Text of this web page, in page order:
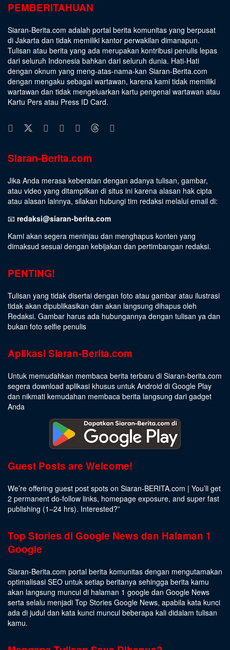
PEMBERITAHUAN
Siaran-Berita.com adalah portal berita komunitas yang berpusat
di Jakarta dan tidak memiliki kantor perwakilan dimanapun.
Tulisan atau berita yang ada merupakan kontribusi penulis lepas
dari seluruh Indonesia bahkan dari seluruh dunia. Hati-Hati
dengan oknum yang meng-atas-nama-kan Siaran-Berita.com
dengan mengaku sebagai wartawan, karena kami tidak memiliki
wartawan dan tidak mengeluarkan kartu pengenal wartawan atau
Kartu Pers atau Press ID Card.
Siaran-Berita.com
Jika Anda merasa keberatan dengan adanya tulisan, gambar,
atau video yang ditampilkan di situs ini karena alasan hak cipta
atau alasan lainnya, silakan hubungi tim redaksi melalui email di:
📧 redaksi@siaran-berita.com
Kami akan segera meninjau dan menghapus konten yang
dimaksud sesuai dengan kebijakan dan pertimbangan redaksi.
PENTING!
Tulisan yang tidak disertai dengan foto atau gambar atau ilustrasi
tidak akan dipublikasikan dan akan langsung dihapus oleh
Redaksi. Gambar harus ada hubungannya dengan tulisan ya dan
bukan foto selfie penulis
Aplikasi Siaran-Berita.com
Untuk memudahkan membaca berita terbaru di Siaran-berita.com
segera download aplikasi khusus untuk Android di Google Play
dan nikmati kemudahan membaca berita langsung dari gadget
Anda
Guest Posts are Welcome!
We’re offering guest post spots on Siaran-BERITA.com | You’ll get
2 permanent do-follow links, homepage exposure, and super fast
publishing (1–24 hrs). Interested?”
Top Stories di Google News dan Halaman 1
Google
Siaran-Berita.com portal berita komunitas dengan mengutamakan
optimalisasi SEO untuk setiap beritanya sehingga berita kamu
akan langsung muncul di halaman 1 google dan Google News
serta selalu menjadi Top Stories Google News, apabila kata kunci
ada di judul dan kata kunci muncul beberapa kali didalam tulisan
kamu.